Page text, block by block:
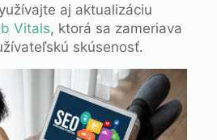
aj aktualizáciu
Vitals, ktorá sa zameriava
skúsenosť.